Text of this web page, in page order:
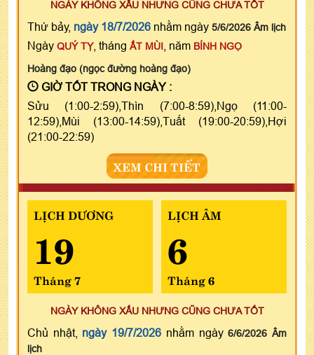
NGÀY KHÔNG XẤU NHƯNG CŨNG CHƯA TỐT
Thứ bảy, ngày 18/7/2026 nhằm ngày 5/6/2026 Âm lịch
Ngày QUÝ TỴ, tháng ẤT MÙI , năm BÍNH NGỌ
Hoàng đạo (ngọc đường hoàng đạo)
GIỜ TỐT TRONG NGÀY :
Sửu (1:00-2:59),Thìn (7:00-8:59),Ngọ (11:00-
12:59),Mùi (13:00-14:59),Tuất (19:00-20:59),Hợi
(21:00-22:59)
XEM CHI TIẾT
LỊCH DƯƠNG
19
Tháng 7
LỊCH ÂM
6
Tháng 6
NGÀY KHÔNG XẤU NHƯNG CŨNG CHƯA TỐT
Chủ nhật, ngày 19/7/2026 nhằm ngày6/6/2026 Âm
lịch